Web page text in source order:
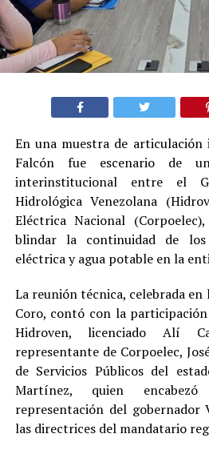
En una muestra de
Falcón fue escenario de
interinstitucional entre el
Hidrológica Venezolana
Eléctrica Nacional
blindar la continuidad de
eléctrica y agua potable en la
La reunión técnica, celebrada en
Coro, contó con la
Hidroven, licenciado Alí
representante de Corpoelec,
de Servicios Públicos del
Martínez, quien
representación del gobernador
las directrices del mandatario